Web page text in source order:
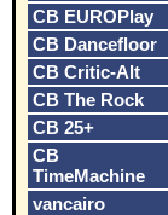
CB EUROPlay
CB Dancefloor
CB Critic-Alt
CB The Rock
CB 25+
CB
TimeMachine
vancairo